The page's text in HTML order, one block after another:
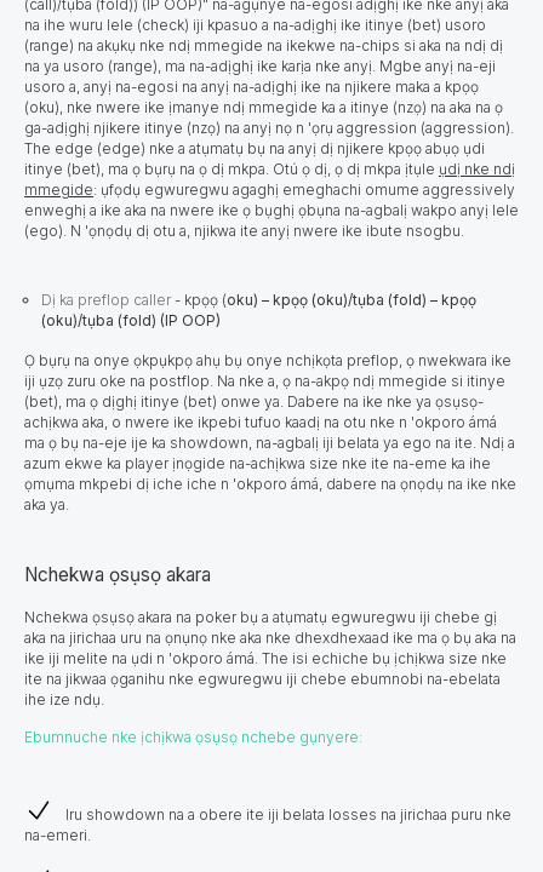
(call)/tụba (fold)) (IP OOP)" na-agụnye na-egosi adịghị ike nke anyị aka
na ihe wuru lele (check) iji kpasuo a na-adịghị ike itinye (bet) usoro
(range) na akụkụ nke ndị mmegide na ikekwe na-chips si aka na ndị dị
na ya usoro (range), ma na-adịghị ike karịa nke anyị. Mgbe anyị na-eji
usoro a, anyị na-egosi na anyị na-adịghị ike na njikere maka a kpọọ
(oku), nke nwere ike ịmanye ndị mmegide ka a itinye (nzọ) na aka na ọ
ga-adịghị njikere itinye (nzọ) na anyị nọ n 'ọrụ aggression (aggression).
The edge (edge) nke a atụmatụ bụ na anyị dị njikere kpọọ abụọ ụdi
itinye (bet), ma ọ bụrụ na ọ dị mkpa. Otú ọ dị, ọ dị mkpa ịtụle ụdị nke ndị
mmegide: ụfọdụ egwuregwu agaghị emeghachi omume aggressively
enweghị a ike aka na nwere ike ọ bụghị ọbụna na-agbalị wakpo anyị lele
(ego). N 'ọnọdụ dị otu a, njikwa ite anyị nwere ike ibute nsogbu.
Dị ka preflop caller - kpọọ (oku) – kpọọ (oku)/tụba (fold) – kpọọ
(oku)/tụba (fold) (IP OOP)
Ọ bụrụ na onye ọkpụkpọ ahụ bụ onye nchịkọta preflop, ọ nwekwara ike
iji ụzọ zuru oke na postflop. Na nke a, ọ na-akpọ ndị mmegide si itinye
(bet), ma ọ dịghị itinye (bet) onwe ya. Dabere na ike nke ya ọsụsọ-
achịkwa aka, o nwere ike ikpebi tufuo kaadị na otu nke n 'okporo ámá
ma ọ bụ na-eje ije ka showdown, na-agbalị iji belata ya ego na ite. Ndị a
azum ekwe ka player ịnọgide na-achịkwa size nke ite na-eme ka ihe
ọmụma mkpebi dị iche iche n 'okporo ámá, dabere na ọnọdụ na ike nke
aka ya.
Nchekwa ọsụsọ akara
Nchekwa ọsụsọ akara na poker bụ a atụmatụ egwuregwu iji chebe gị
aka na jirichaa uru na ọnụnọ nke aka nke dhexdhexaad ike ma ọ bụ aka na
ike iji melite na ụdi n 'okporo ámá. The isi echiche bụ ịchịkwa size nke
ite na jikwaa ọganihu nke egwuregwu iji chebe ebumnobi na-ebelata
ihe ize ndụ.
Ebumnuche nke ịchịkwa ọsụsọ nchebe gụnyere:
Iru showdown na a obere ite iji belata losses na jirichaa puru nke
na-emeri.